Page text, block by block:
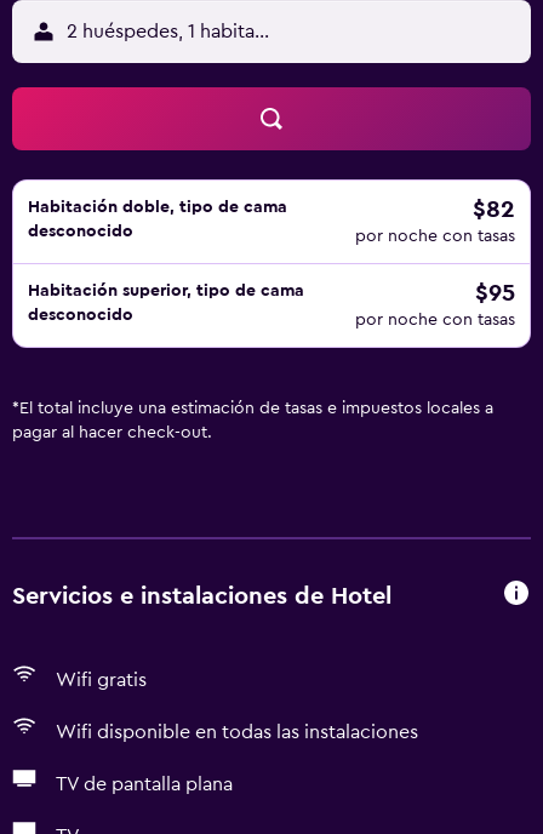
2 huéspedes, 1 habitación
Habitación doble, tipo de cama
desconocido
$82
por noche con tasas
Habitación superior, tipo de cama
desconocido
$95
por noche con tasas
* El total incluye una estimación de tasas e impuestos locales a
pagar al hacer check-out.
Servicios e instalaciones de Hotel
Wifi gratis
Wifi disponible en todas las instalaciones
TV de pantalla plana